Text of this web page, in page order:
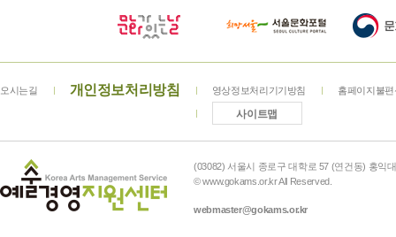
오시는길 개인정보처리방침 영상정보처리기기방침 홈페이지불
사이트맵
(03082) 서울시 종로구 대학로 57 (연건동) 홍익
© www.gokams.or.kr All Reserved.
webmaster@gokams.or.kr